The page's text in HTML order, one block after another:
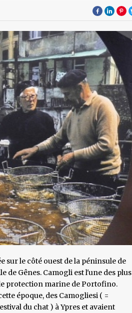
sur le côté ouest de la péninsule de
de Gênes. Camogli est l'une des plus
protection marine de Portofino.
époque, des Camogliesi ( =
du chat ) à Ypres et avaient